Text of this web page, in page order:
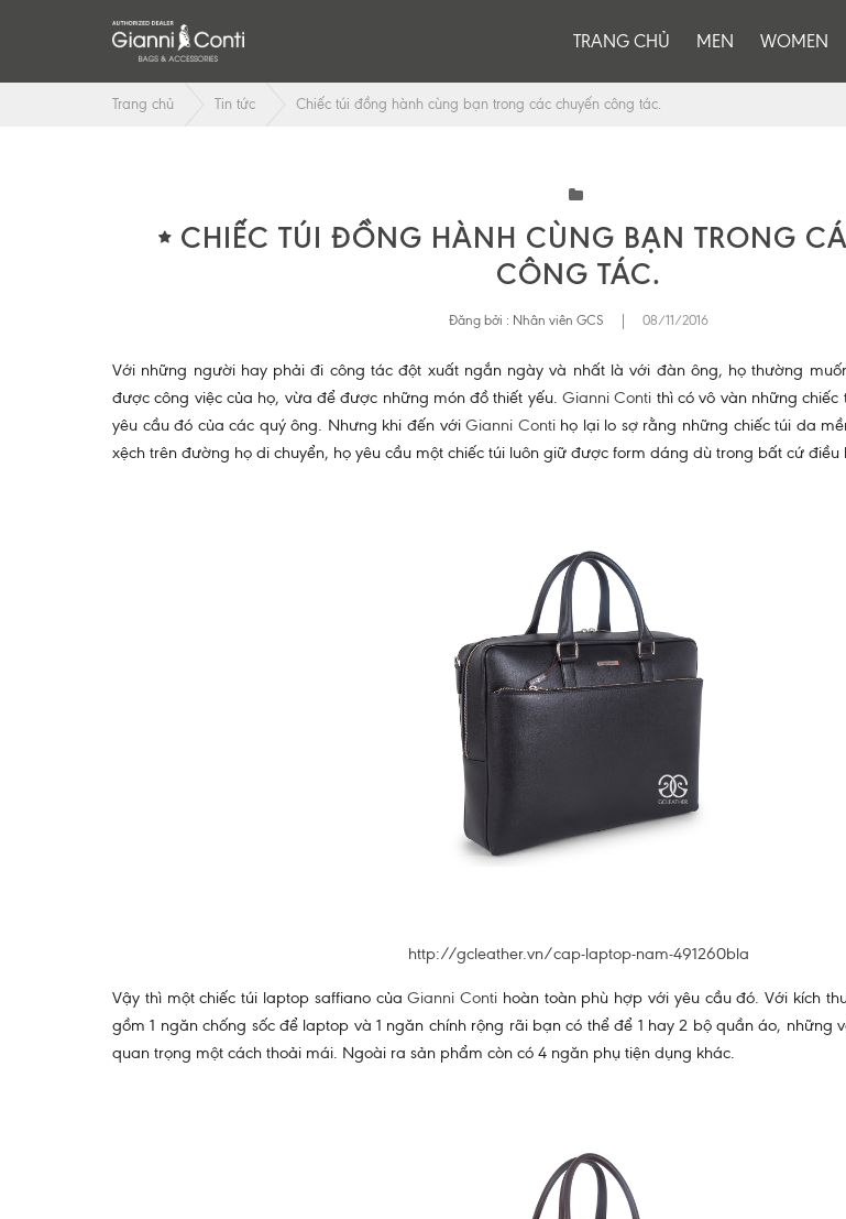
TRANG CHỦ MEN WOMEN
Trang chủ Tin tức Chiếc túi đồng hành cùng bạn trong các chuyến công tác.
CHIẾC TÚI ĐỒNG HÀNH CÙNG BẠN TRONG
CÔNG TÁC.
Đăng bởi : Nhân viên GCS 08/11/2016
Với những người hay phải đi công tác đột xuất ngắn ngày và nhất là với đàn ông, họ thường
được công việc của họ, vừa để được những món đồ thiết yếu.Gianni Conti thì có vô vàn những
yêu cầu đó của các quý ông. Nhưng khi đến vớiGianni Contihọ lại lo sợ rằng những chiếc túi da
xệch trên đường họ di chuyển, họ yêu cầu một chiếc túi luôn giữ được form dáng dù trong bất cứ điều
http://gcleather.vn/cap-laptop-nam-491260bla
Vậy thì một chiếc túi laptop saffiano củaGianni Conti hoàn toàn phù hợp với yêu cầu đó. Với kích
gồm 1 ngăn chống sốc để laptop và 1 ngăn chính rộng rãi bạn có thể để 1 hay 2 bộ quần áo, những
quan trọng một cách thoải mái. Ngoài ra sản phẩm còn có 4 ngăn phụ tiện dụng khác.